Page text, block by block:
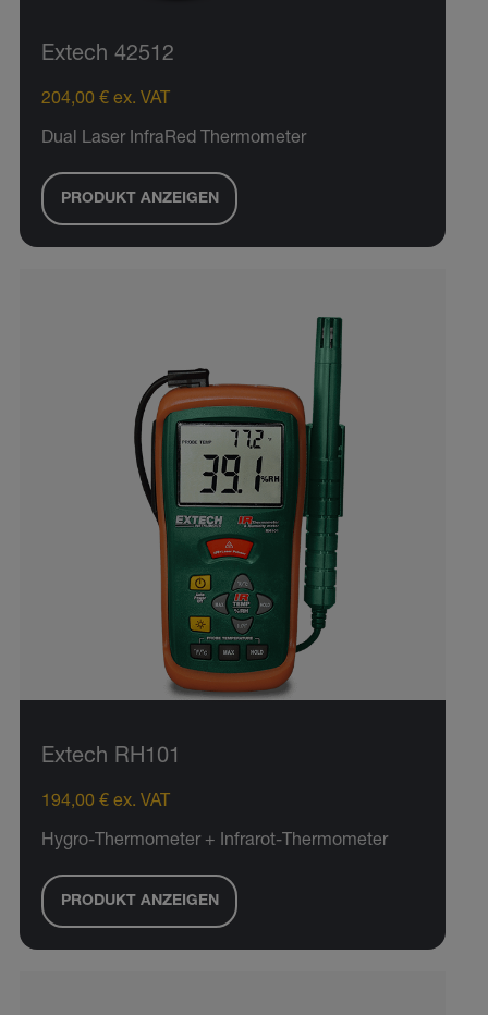
Extech 42512
204,00 € ex. VAT
Dual Laser InfraRed Thermometer
PRODUKT ANZEIGEN
Extech RH101
194,00 € ex. VAT
Hygro-Thermometer + Infrarot-Thermometer
PRODUKT ANZEIGEN